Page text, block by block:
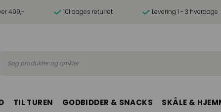
499,- 101 dages returret Levering 1 - 3 hverdage
TIL TUREN GODBIDDER & SNACKS SKÅLE &